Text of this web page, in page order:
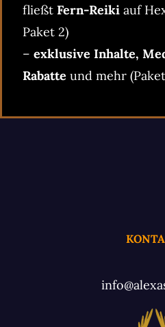
fließt Fern-Reiki auf
Paket 2)
– exklusive Inhalte,
Rabatte und mehr